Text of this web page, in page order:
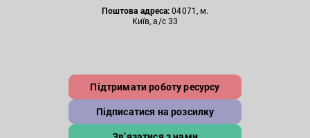
Поштова адреса:04071, м.
Київ, а/с 33
Підтримати роботу ресурсу
Підписатися на розсилку